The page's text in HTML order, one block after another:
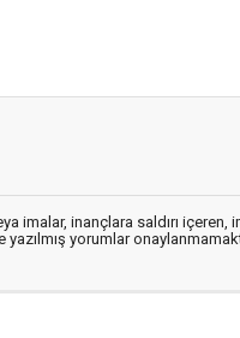
imalar, inançlara saldırı içeren,
yorumlar